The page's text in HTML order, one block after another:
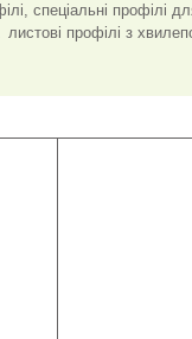
спеціальні профілі
профілі з